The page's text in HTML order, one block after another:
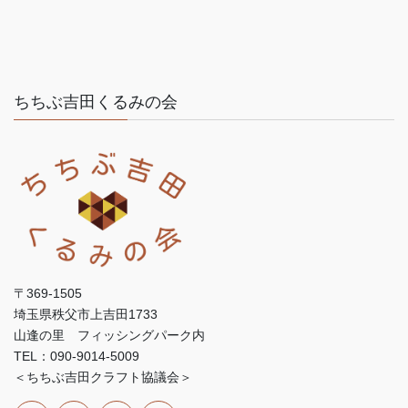
ちちぶ吉田くるみの会
〒369-1505
埼玉県秩父市上吉田1733
山逢の里 フィッシングパーク内
TEL：090-9014-5009
＜ちちぶ吉田クラフト協議会＞